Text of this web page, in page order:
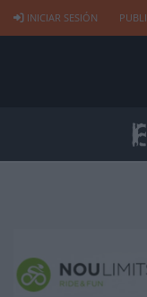
INICIAR SESIÓN